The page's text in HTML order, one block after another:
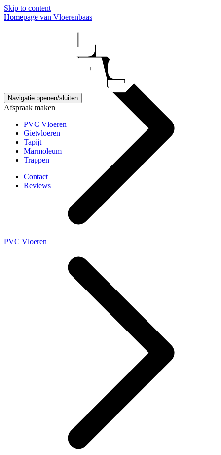
Skip to content
Homepage van Vloerenbaas
Navigatie openen/sluiten
Afspraak maken
PVC Vloeren
Gietvloeren
Tapijt
Marmoleum
Trappen
Contact
Reviews
Home
PVC Vloeren